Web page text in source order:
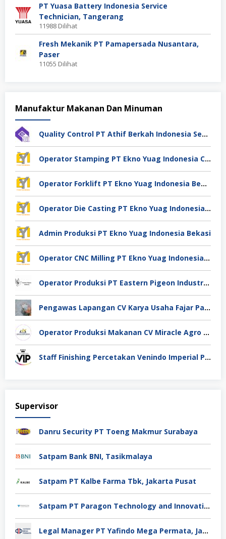
PT Yuasa Battery Indonesia Service
Technician, Tangerang
11988 Dilihat
Fresh Mekanik PT Pamapersada Nusantara,
Paser
11055 Dilihat
Manufaktur Makanan Dan Minuman
Quality Control PT Athif Berkah Indonesia Semarang
Operator Stamping PT Ekno Yuag Indonesia Cikarang
Operator Forklift PT Ekno Yuag Indonesia Bekasi
Operator Die Casting PT Ekno Yuag Indonesia Bekasi
Admin Produksi PT Ekno Yuag Indonesia Bekasi
Operator CNC Milling PT Ekno Yuag Indonesia Bekasi
Operator Produksi PT Eastern Pigeon Industry Deli Serdang
Pengawas Lapangan CV Karya Usaha Fajar Pasuruan
Operator Produksi Makanan CV Miracle Agro Spices Sidoarjo
Staff Finishing Percetakan Venindo Imperial Perkasa Bandung Kota
Supervisor
Danru Security PT Toeng Makmur Surabaya
Satpam Bank BNI, Tasikmalaya
Satpam PT Kalbe Farma Tbk, Jakarta Pusat
Satpam PT Paragon Technology and Innovation Jakarta
Legal Manager PT Yafindo Mega Permata, Jakarta Barat